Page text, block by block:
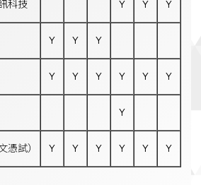
科技 Y Y Y
Y Y Y
Y Y Y Y Y Y
Y
憑試） Y Y Y Y Y Y